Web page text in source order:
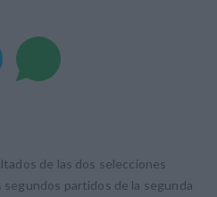
de las dos selecciones
segundos partidos de la segunda